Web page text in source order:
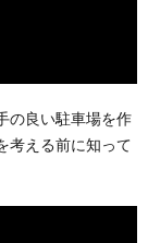
の良い駐車場を作
考える前に知って